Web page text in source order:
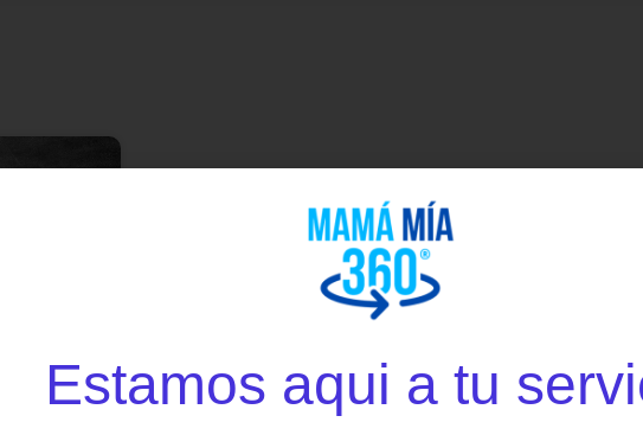
Estamos aqui a tu